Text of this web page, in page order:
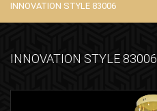
INNOVATION STYLE 83006
INNOVATION STYLE 83006